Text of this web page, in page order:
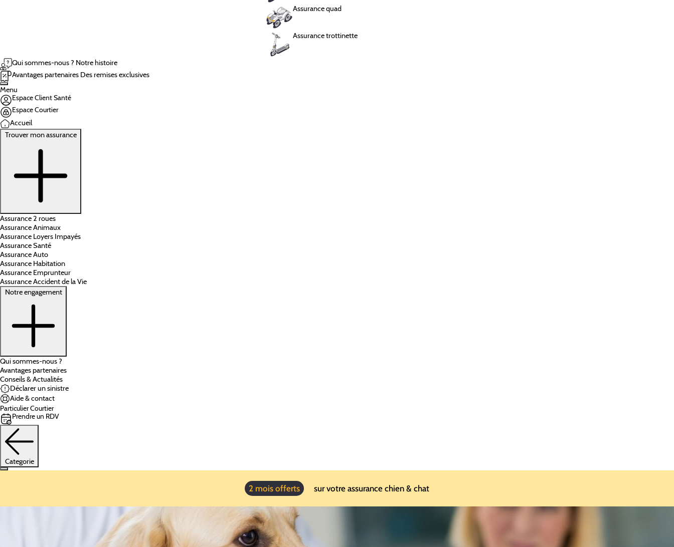
Assurance quad
Assurance trottinette
Assurance chaton
Chauffeur VTC
Qui sommes-nous ? Notre histoire
Avantages partenaires Des remises exclusives
Menu
Espace Client Santé
Espace Courtier
Accueil
Trouver mon assurance
Assurance 2 roues
Assurance Animaux
Assurance Loyers Impayés
Assurance Santé
Assurance Auto
Assurance Habitation
Assurance Emprunteur
Assurance Accident de la Vie
Notre engagement
Qui sommes-nous ?
Avantages partenaires
Conseils & Actualités
Déclarer un sinistre
Aide & contact
ParticulierCourtier
Prendre un RDV
Categorie
2 mois offerts sur votre assurance chien & chat